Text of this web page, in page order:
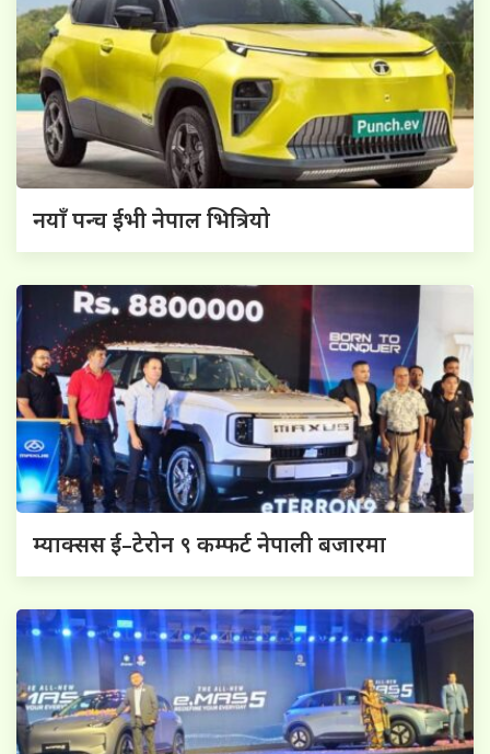
नयाँ पन्च ईभी नेपाल भित्रियो
म्याक्सस ई–टेरोन ९ कम्फर्ट नेपाली बजारमा